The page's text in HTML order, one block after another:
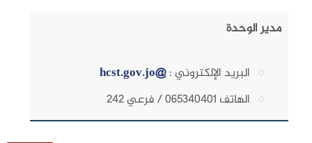
مدير الوحدة
البريد الإلكتروني :@hcst.gov.jo
الهاتف 065340401 / فرعي 242